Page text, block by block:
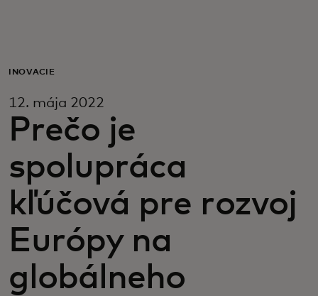
Pre firmy
Pre svet
Pre inovátorov
Novinky a trendy
INOVÁCIE
12. mája 2022
Prečo je
spolupráca
kľúčová pre rozvoj
Európy na
globálneho